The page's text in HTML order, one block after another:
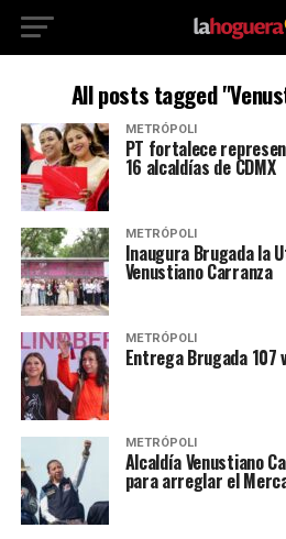
All posts tagged
METRÓPOLI
PT fortalece
16 alcaldías de CDMX
METRÓPOLI
Inaugura Brugada la
Venustiano Carranza
METRÓPOLI
Entrega Brugada 107
METRÓPOLI
Alcaldía Venustiano
para arreglar el